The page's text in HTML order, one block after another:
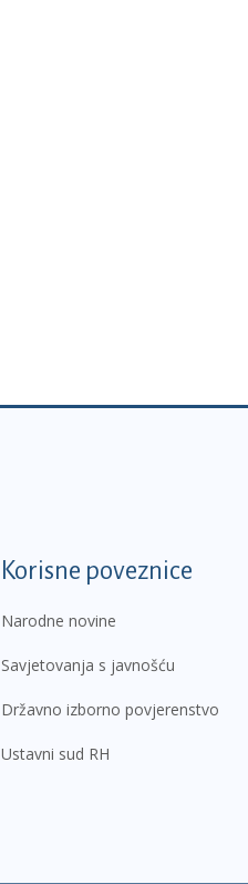
Korisne poveznice
Narodne novine
Savjetovanja s javnošću
Državno izborno povjerenstvo
Ustavni sud RH